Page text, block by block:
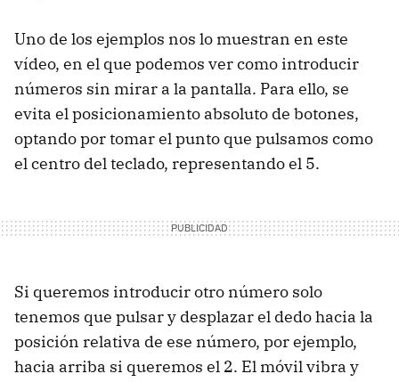
Uno de los ejemplos nos lo muestran en este
vídeo, en el que podemos ver como introducir
números sin mirar a la pantalla. Para ello, se
evita el posicionamiento absoluto de botones,
optando por tomar el punto que pulsamos como
el centro del teclado, representando el 5.
Si queremos introducir otro número solo
tenemos que pulsar y desplazar el dedo hacia la
posición relativa de ese número, por ejemplo,
hacia arriba si queremos el 2. El móvil vibra y